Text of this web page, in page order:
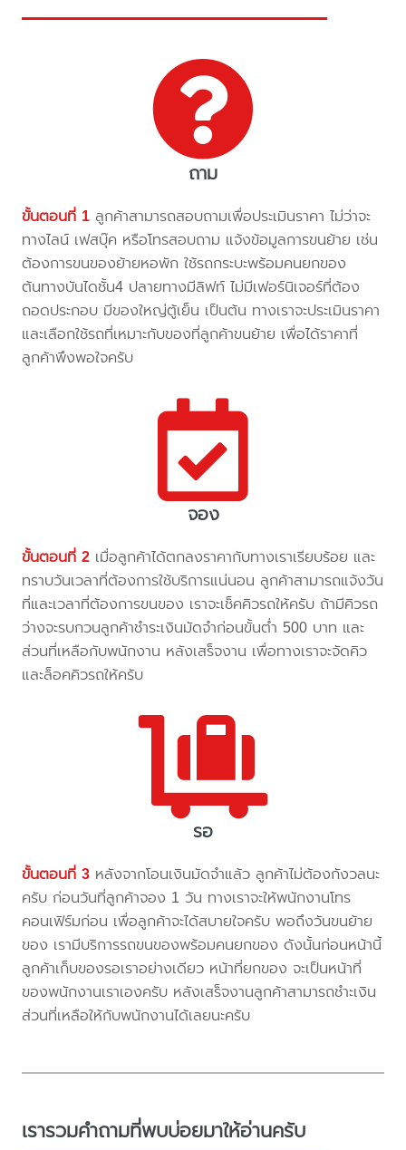
ถาม
ขั้นตอนที่ 1 ลูกค้าสามารถสอบถามเพื่อประเมินราคา ไม่ว่าจะ
ทางไลน์ เฟสบุ๊ค หรือโทรสอบถาม แจ้งข้อมูลการขนย้าย เช่น
ต้องการขนของย้ายหอพัก ใช้รถกระบะพร้อมคนยกของ
ต้นทางบันไดชั้น4 ปลายทางมีลิฟท์ ไม่มีเฟอร์นิเจอร์ที่ต้อง
ถอดประกอบ มีของใหญ่ตู้เย็น เป็นต้น ทางเราจะประเมินราคา
และเลือกใช้รถที่เหมาะกับของที่ลูกค้าขนย้าย เพื่อได้ราคาที่
ลูกค้าพึงพอใจครับ
จอง
ขั้นตอนที่ 2 เมื่อลูกค้าได้ตกลงราคากับทางเราเรียบร้อย และ
ทราบวันเวลาที่ต้องการใช้บริการแน่นอน ลูกค้าสามารถแจ้งวัน
ที่และเวลาที่ต้องการขนของ เราจะเช็คคิวรถให้ครับ ถ้ามีคิวรถ
ว่างจะรบกวนลูกค้าชำระเงินมัดจำก่อนขั้นต่ำ 500 บาท และ
ส่วนที่เหลือกับพนักงาน หลังเสร็จงาน เพื่อทางเราจะจัดคิว
และล็อคคิวรถให้ครับ
รอ
ขั้นตอนที่ 3 หลังจากโอนเงินมัดจำแล้ว ลูกค้าไม่ต้องกังวลนะ
ครับ ก่อนวันที่ลูกค้าจอง 1 วัน ทางเราจะให้พนักงานโทร
คอนเฟิร์มก่อน เพื่อลูกค้าจะได้สบายใจครับ พอถึงวันขนย้าย
ของ เรามีบริการรถขนของพร้อมคนยกของ ดังนั้นก่อนหน้านี้
ลูกค้าเก็บของรอเราอย่างเดียว หน้าที่ยกของ จะเป็นหน้าที่
ของพนักงานเราเองครับ หลังเสร็จงานลูกค้าสามารถชำะเงิน
ส่วนที่เหลือให้กับพนักงานได้เลยนะครับ
เรารวมคำถามที่พบบ่อยมาให้อ่านครับ